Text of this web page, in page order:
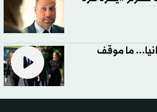
ما موقف